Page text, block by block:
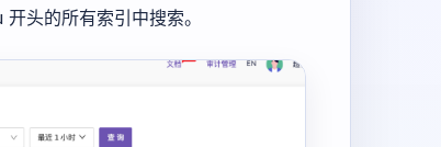
头的所有索引中搜索。